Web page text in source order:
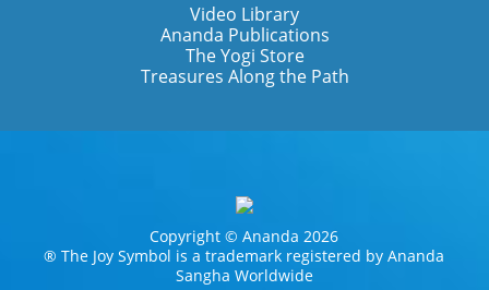
Video Library
Ananda Publications
The Yogi Store
Treasures Along the Path
Copyright © Ananda 2026
® The Joy Symbol is a trademark registered by Ananda
Sangha Worldwide